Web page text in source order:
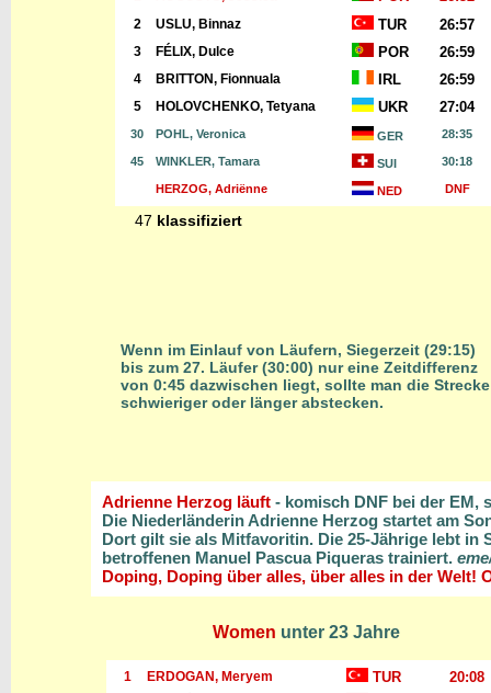
2 USLU, Binnaz TUR 26:57
3 FÉLIX, Dulce POR 26:59
4 BRITTON, Fionnuala IRL 26:59
5 HOLOVCHENKO, Tetyana UKR 27:04
30 POHL, Veronica GER 28:35
45 WINKLER, Tamara SUI 30:18
HERZOG, Adriënne NED DNF
47 klassifiziert
Wenn im Einlauf von Läufern, Siegerzeit (29:15)
bis zum 27. Läufer (30:00) nur eine Zeitdifferenz
von 0:45 dazwischen liegt, sollte man die Strecke
schwieriger oder länger abstecken.
Adrienne Herzog läuft - komisch DNF bei der EM,
Die Niederländerin Adrienne Herzog startet am
Dort gilt sie als Mitfavoritin. Die 25-Jährige lebt in
betroffenen Manuel Pascua Piqueras trainiert.
Doping, Doping über alles, über alles in der Welt!
Women unter 23 Jahre
1 ERDOGAN, Meryem TUR 20:08